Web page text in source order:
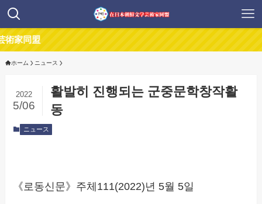
盟
ホーム ニュース
활발히 진행되는 군중문학창작활
동
2022
5/06
ニュース
《로동신문》주체111(2022)년 5월 5일